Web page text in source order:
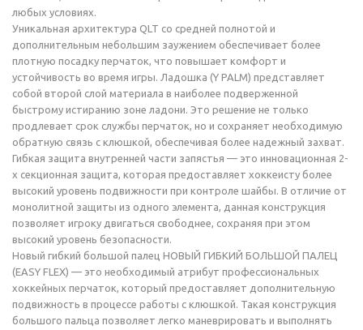
любых условиях.
Уникальная архитектура QLT со средней полнотой и
дополнительным небольшим заужением обеспечивает более
плотную посадку перчаток, что повышает комфорт и
устойчивость во время игры. Ладошка (Y PALM) представляет
собой второй слой материала в наиболее подверженной
быстрому истиранию зоне ладони. Это решение не только
продлевает срок службы перчаток, но и сохраняет необходимую
обратную связь с клюшкой, обеспечивая более надежный захват.
Гибкая защита внутренней части запястья — это инновационная 2-
х секционная защита, которая предоставляет хоккеисту более
высокий уровень подвижности при контроле шайбы. В отличие от
монолитной защиты из одного элемента, данная конструкция
позволяет игроку двигаться свободнее, сохраняя при этом
высокий уровень безопасности.
Новый гибкий большой палец НОВЫЙ ГИБКИЙ БОЛЬШОЙ ПАЛЕЦ
(EASY FLEX) — это необходимый атрибут профессиональных
хоккейных перчаток, который предоставляет дополнительную
подвижность в процессе работы с клюшкой. Такая конструкция
большого пальца позволяет легко маневрировать и выполнять